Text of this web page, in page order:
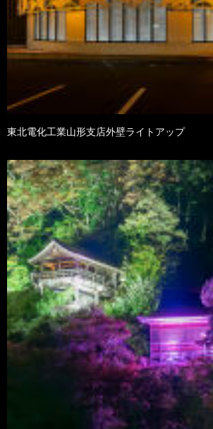
東北電化工業山形支店外壁ライトアップ